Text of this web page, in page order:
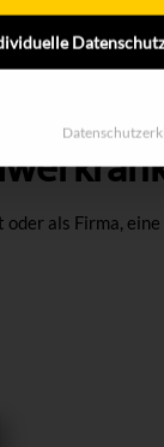
als Firma,